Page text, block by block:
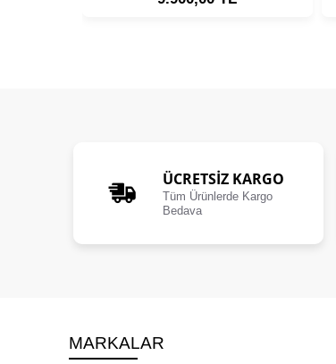
ÜCRETSIZ KARGO
Tüm Ürünlerde Kargo
Bedava
MARKALAR